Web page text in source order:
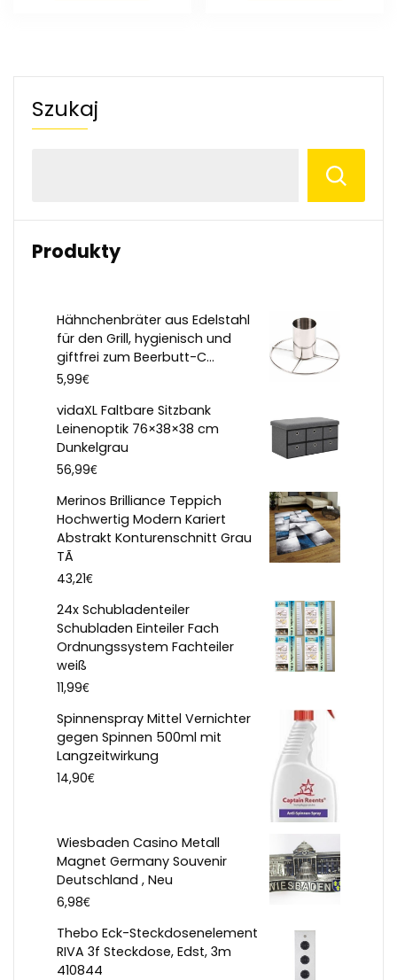
Szukaj
Produkty
Hähnchenbräter aus Edelstahl
für den Grill, hygienisch und
giftfrei zum Beerbutt-C...
5,99€
vidaXL Faltbare Sitzbank
Leinenoptik 76×38×38 cm
Dunkelgrau
56,99€
Merinos Brilliance Teppich
Hochwertig Modern Kariert
Abstrakt Konturenschnitt Grau
TÃ
43,21€
24x Schubladenteiler
Schubladen Einteiler Fach
Ordnungssystem Fachteiler
weiß
11,99€
Spinnenspray Mittel Vernichter
gegen Spinnen 500ml mit
Langzeitwirkung
14,90€
Wiesbaden Casino Metall
Magnet Germany Souvenir
Deutschland , Neu
6,98€
Thebo Eck-Steckdosenelement
RIVA 3f Steckdose, Edst, 3m
410844